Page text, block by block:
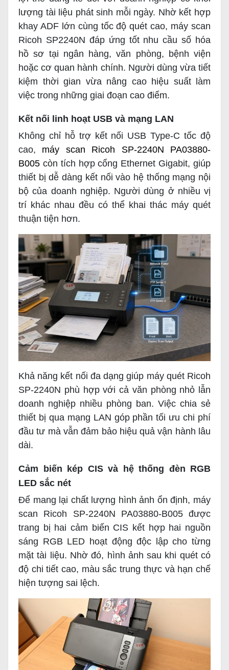
lượng tài liệu phát sinh mỗi ngày. Nhờ kết hợp
khay ADF lớn cùng tốc độ quét cao, máy scan
Ricoh SP2240N đáp ứng tốt nhu cầu số hóa
hồ sơ tại ngân hàng, văn phòng, bệnh viện
hoặc cơ quan hành chính. Người dùng vừa tiết
kiệm thời gian vừa nâng cao hiệu suất làm
việc trong những giai đoạn cao điểm.
Kết nối linh hoạt USB và mạng LAN
Không chỉ hỗ trợ kết nối USB Type-C tốc độ
cao, máy scan Ricoh SP-2240N PA03880-
B005 còn tích hợp cổng Ethernet Gigabit, giúp
thiết bị dễ dàng kết nối vào hệ thống mạng nội
bộ của doanh nghiệp. Người dùng ở nhiều vị
trí khác nhau đều có thể khai thác máy quét
thuận tiện hơn.
Khả năng kết nối đa dạng giúp máy quét Ricoh
SP-2240N phù hợp với cả văn phòng nhỏ lẫn
doanh nghiệp nhiều phòng ban. Việc chia sẻ
thiết bị qua mạng LAN góp phần tối ưu chi phí
đầu tư mà vẫn đảm bảo hiệu quả vận hành lâu
dài.
Cảm biến kép CIS và hệ thống đèn RGB
LED sắc nét
Để mang lại chất lượng hình ảnh ổn định, máy
scan Ricoh SP-2240N PA03880-B005 được
trang bị hai cảm biến CIS kết hợp hai nguồn
sáng RGB LED hoạt động độc lập cho từng
mặt tài liệu. Nhờ đó, hình ảnh sau khi quét có
độ chi tiết cao, màu sắc trung thực và hạn chế
hiện tượng sai lệch.